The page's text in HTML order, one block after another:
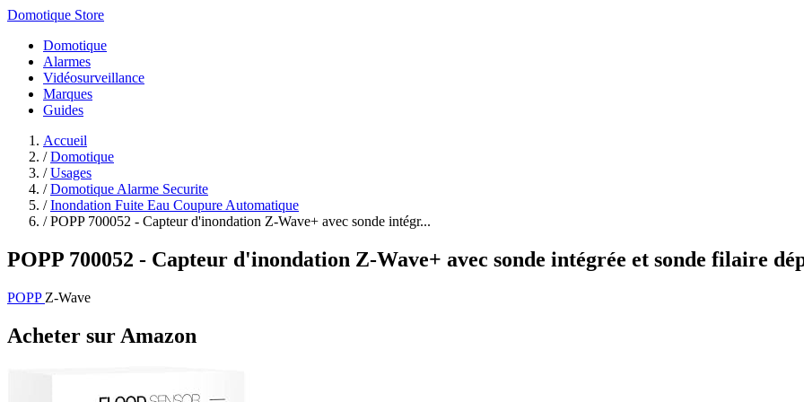
Domotique Store
Domotique
Alarmes
Vidéosurveillance
Marques
Guides
Accueil
/ Domotique
/ Usages
/ Domotique Alarme Securite
/ Inondation Fuite Eau Coupure Automatique
/ POPP 700052 - Capteur d'inondation Z-Wave+ avec sonde intégr...
POPP 700052 - Capteur d'inondation Z-Wave+ avec sonde intégrée et sonde filaire
POPP Z-Wave
Acheter sur Amazon